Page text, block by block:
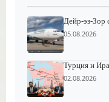
Дейр-эз-Зор
05.08.2026
Турция и
02.08.2026